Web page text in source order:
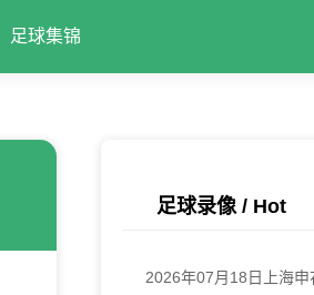
足球集锦
足球录像 / Hot
2026年07月18日上海申